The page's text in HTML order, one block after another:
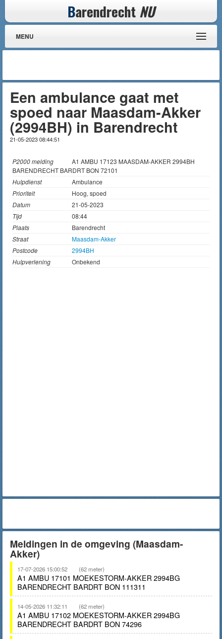
Barendrecht NU
MENU
Een ambulance gaat met
spoed naar Maasdam-Akker
(2994BH) in Barendrecht
21-05-2023 08:44:51
P2000 melding
A1 AMBU 17123 MAASDAM-AKKER 2994BH
BARENDRECHT BARDRT BON 72101
Hulpdienst
Ambulance
Prioriteit
Hoog, spoed
Datum
21-05-2023
Tijd
08:44
Plaats
Barendrecht
Straat
Maasdam-Akker
Postcode
2994BH
Hulpverlening
Onbekend
Meldingen in de omgeving (Maasdam-
Akker)
17-07-2026 15:00:52 (62 meter)
A1 AMBU 17101 MOEKESTORM-AKKER 2994BG
BARENDRECHT BARDRT BON 111311
14-05-2026 11:32:11 (62 meter)
A1 AMBU 17102 MOEKESTORM-AKKER 2994BG
BARENDRECHT BARDRT BON 74296